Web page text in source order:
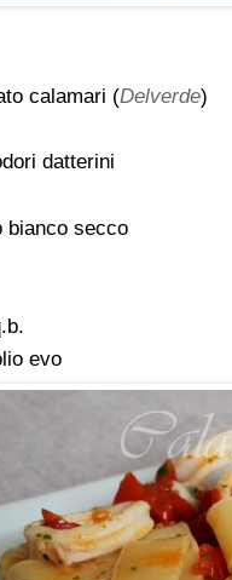
calamari (Delverde)
datterini
bianco secco
evo